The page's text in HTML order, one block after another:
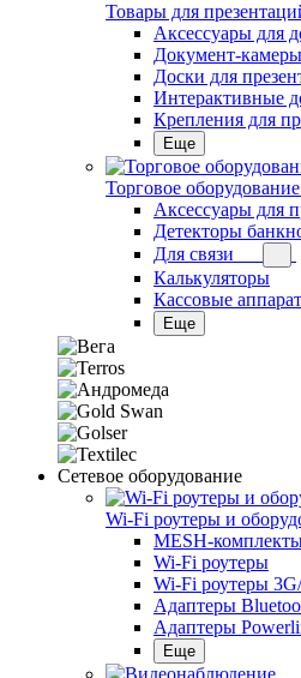
Товары для
Аксессуары для
Документ-камеры
Доски для
Интерактивные
Крепления для
Еще
Торговое
Аксессуары для
Детекторы
Для связи
Калькуляторы
Кассовые
Еще
Сетевое оборудование
Wi-Fi роутеры и
MESH-
Wi-Fi роутеры
Wi-Fi роутеры
Адаптеры
Адаптеры
Еще